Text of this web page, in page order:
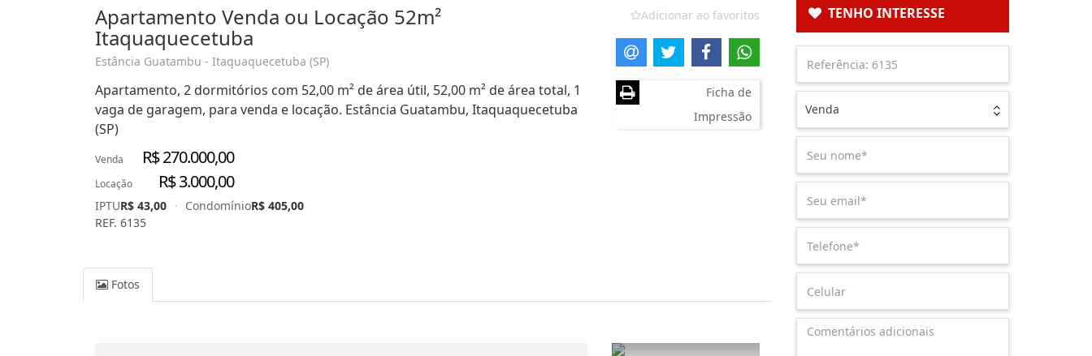
Apartamento Venda ou Locação 52m²
Itaquaquecetuba
Estância Guatambu - Itaquaquecetuba (SP)
Apartamento, 2 dormitórios com 52,00 m² de área útil, 52,00 m² de área total, 1
vaga de garagem, para venda e locação. Estância Guatambu, Itaquaquecetuba
(SP)
Venda R$ 270.000,00
Locação R$ 3.000,00
IPTUR$ 43,00 · CondomínioR$ 405,00
REF. 6135
Adicionar ao favoritos
Ficha de
Impressão
Fotos
TENHO INTERESSE
Venda